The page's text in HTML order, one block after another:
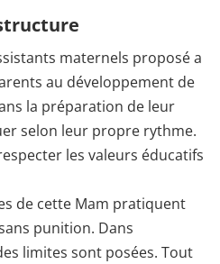
maternels proposé a
au développement de
la préparation de leur
selon leur propre rythme.
les valeurs éducatifs
de cette Mam pratiquent
punition. Dans
limites sont posées. Tout